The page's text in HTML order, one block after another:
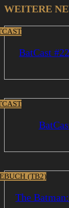
WEITERE
BatCast
(TB2)
The